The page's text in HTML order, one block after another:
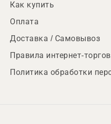
Как купить
Оплата
Доставка / Самовывоз
Правила интернет-
Политика обработки